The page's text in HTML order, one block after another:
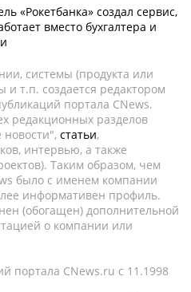
«Рокетбанка» создал сервис,
вместо бухгалтера и
системы (продукта или
и т.п. создается редактором
портала CNews.
редакционных разделов
статьи,
интервью, а также
Таким образом, чем
было с именем компании
информативен профиль.
(обогащен) дополнительной
о компании или
портала CNews.ru c 11.1998